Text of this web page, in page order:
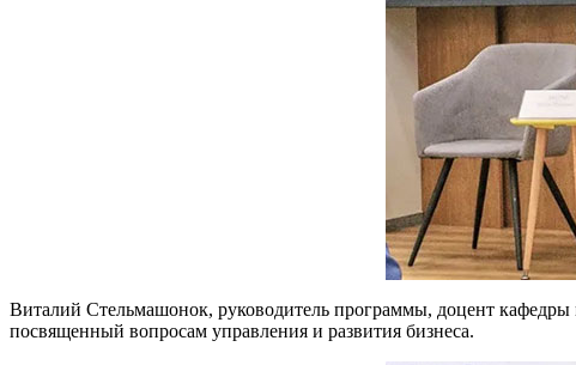
Виталий Стельмашонок, руководитель программы, доцент
посвященный вопросам управления и развития бизнеса.